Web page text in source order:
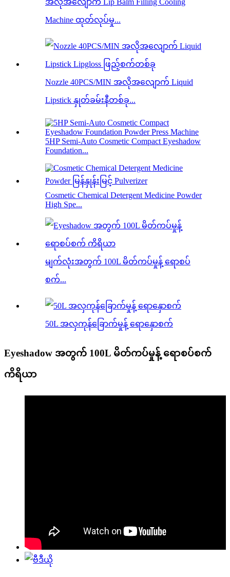
အလိုအလျောက် Lip Balm Filling Cooling
Machine ထုတ်လုပ်မှု...
Nozzle 40PCS/MIN အလိုအလျောက် Liquid
Lipstick နှုတ်ခမ်းနီတစ်ခု...
5HP Semi-Auto Cosmetic Compact Eyeshadow
Foundation...
Cosmetic Chemical Detergent Medicine Powder
High Spe...
မျက်လုံးအတွက် 100L မိတ်ကပ်မှုန့် ရောစပ်
စက်...
50L အလှကုန်ခြောက်မှုန့် ရောနှောစက်
Eyeshadow အတွက် 100L မိတ်ကပ်မှုန့် ရောစပ်စက်
ကိရိယာ